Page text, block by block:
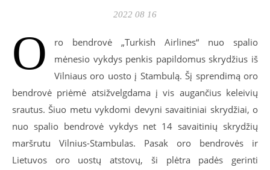
2022 08 16
O
ro bendrovė „Turkish Airlines“ nuo spalio
mėnesio vykdys penkis papildomus skrydžius iš
Vilniaus oro uosto į Stambulą. Šį sprendimą oro
bendrovė priėmė atsižvelgdama į vis augančius keleivių
srautus. Šiuo metu vykdomi devyni savaitiniai skrydžiai, o
nuo spalio bendrovė vykdys net 14 savaitinių skrydžių
maršrutu Vilnius-Stambulas. Pasak oro bendrovės ir
Lietuvos oro uostų atstovų, ši plėtra padės gerinti